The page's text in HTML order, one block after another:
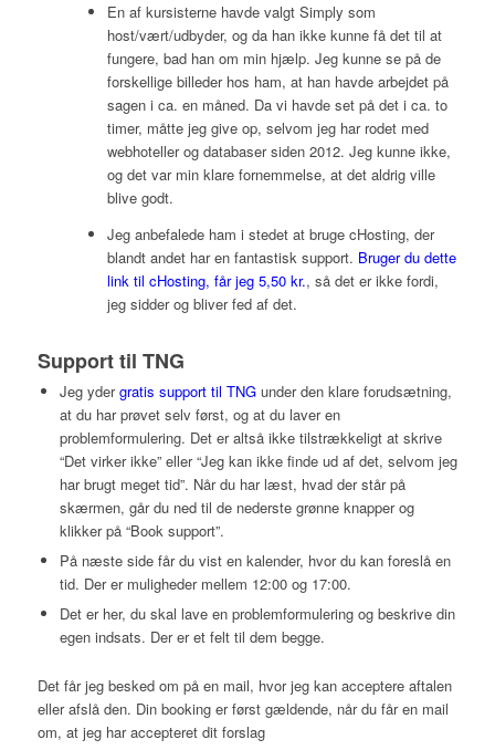
En af kursisterne havde valgt Simply som
host/vært/udbyder, og da han ikke kunne få det til at
fungere, bad han om min hjælp. Jeg kunne se på de
forskellige billeder hos ham, at han havde arbejdet på
sagen i ca. en måned. Da vi havde set på det i ca. to
timer, måtte jeg give op, selvom jeg har rodet med
webhoteller og databaser siden 2012. Jeg kunne ikke,
og det var min klare fornemmelse, at det aldrig ville
blive godt.
Jeg anbefalede ham i stedet at bruge cHosting, der
blandt andet har en fantastisk support. Bruger du dette
link til cHosting, får jeg 5,50 kr., så det er ikke fordi,
jeg sidder og bliver fed af det.
Support til TNG
Jeg ydergratis support til TNGunder den klare forudsætning,
at du har prøvet selv først, og at du laver en
problemformulering. Det er altså ikke tilstrækkeligt at skrive
“Det virker ikke” eller “Jeg kan ikke finde ud af det, selvom jeg
har brugt meget tid”. Når du har læst, hvad der står på
skærmen, går du ned til de nederste grønne knapper og
klikker på “Book support”.
På næste side får du vist en kalender, hvor du kan foreslå en
tid. Der er muligheder mellem 12:00 og 17:00.
Det er her, du skal lave en problemformulering og beskrive din
egen indsats. Der er et felt til dem begge.
Det får jeg besked om på en mail, hvor jeg kan acceptere aftalen
eller afslå den. Din booking er først gældende, når du får en mail
om, at jeg har accepteret dit forslag